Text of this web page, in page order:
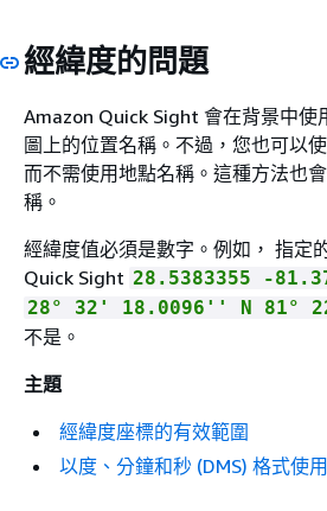
經緯度的問題
Amazon Quick Sight 會在背景中使
圖上的位置名稱。不過，您也可以
而不需使用地點名稱。這種方法也
稱。
經緯度值必須是數字。例如， 指定
Quick Sight 28.5383355 -
28° 32' 18.0096'' N 81°
不是。
主題
經緯度座標的有效範圍
以度、分鐘和秒 (DMS) 格式使